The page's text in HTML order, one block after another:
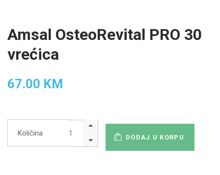
Amsal OsteoRevital PRO 30
vrećica
67.00 KM
Količina DODAJ U KORPU